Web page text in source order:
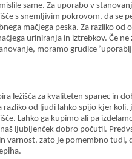
same. Za uporabo v
s snemljivim pokrovom, da se
mačjega peska. Za razliko od
uriniranja in iztrebkov. Če ne
moramo grudice
ležišča za kvaliteten spanec in
razliko od ljudi lahko spijo kjer koli,
Lahko ga kupimo ali pa
ljubljenček dobro počutil.
varnost, zato je pomembno tudi,